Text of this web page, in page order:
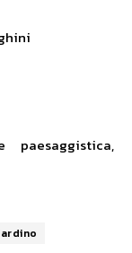
paesaggistica,